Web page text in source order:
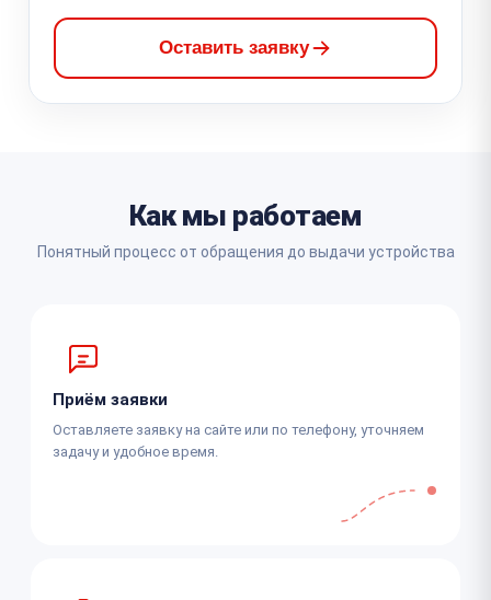
Оставить заявку
Как мы работаем
Понятный процесс от обращения до выдачи устройства
Приём заявки
Оставляете заявку на сайте или по телефону, уточняем
задачу и удобное время.